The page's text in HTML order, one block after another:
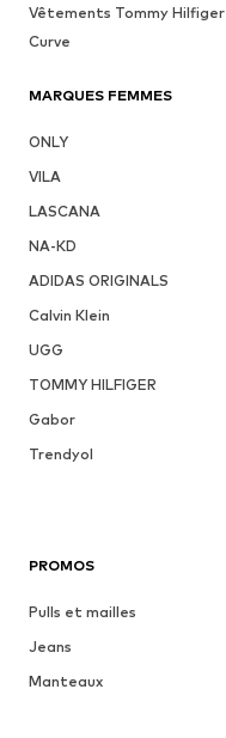
Vêtements Tommy Hilfiger
Curve
MARQUES FEMMES
ONLY
VILA
LASCANA
NA-KD
ADIDAS ORIGINALS
Calvin Klein
UGG
TOMMY HILFIGER
Gabor
Trendyol
PROMOS
Pulls et mailles
Jeans
Manteaux